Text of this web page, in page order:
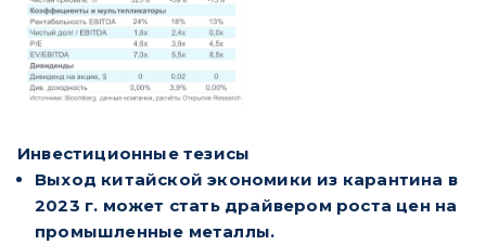
Инвестиционные тезисы
Выход китайской экономики из карантина в
2023 г. может стать драйвером роста цен на
промышленные металлы.